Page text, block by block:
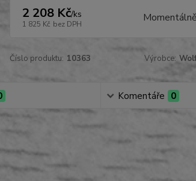
2 208 Kč/ks
1 825 Kč bez DPH
Číslo produktu: 10363 Výrobce:
Komentáře 0